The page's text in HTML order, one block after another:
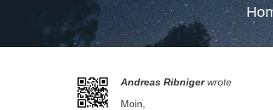
Andreas Ribniger wrote
Moin,